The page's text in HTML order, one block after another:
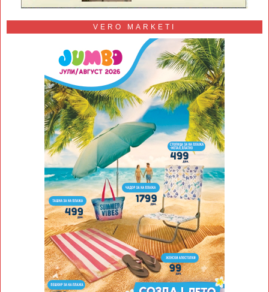
VERO MARKETI